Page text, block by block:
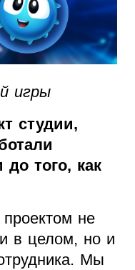
игры
студии,
до того, как
не
в целом, но и
Мы